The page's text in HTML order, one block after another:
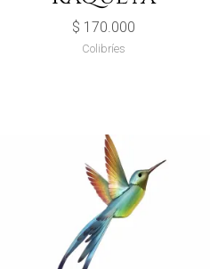
$ 170.000
Colibríes